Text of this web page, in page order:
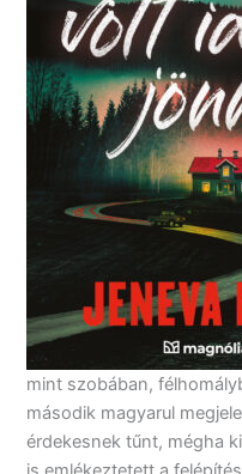
mint szobában,
második magyarul
érdekesnek tűnt, mégha